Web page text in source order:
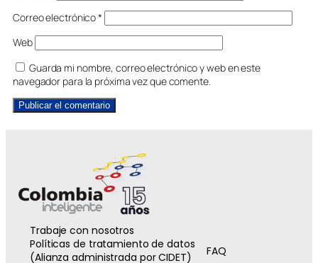
Correo electrónico*
Web
Guarda mi nombre, correo electrónico y web en este
navegador para la próxima vez que comente.
Trabaje con nosotros
Políticas de tratamiento de datos
(Alianza administrada por CIDET)
FAQ